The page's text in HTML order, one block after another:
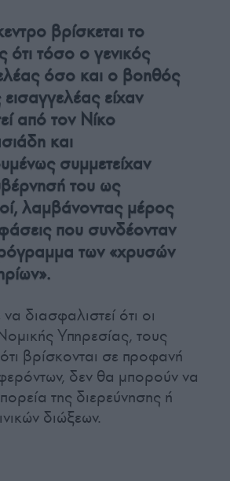
βρίσκεται το
ότι τόσο ο γενικός
όσο και ο βοηθός
εισαγγελέας είχαν
από τον Νίκο
και
συμμετείχαν
του ως
λαμβάνοντας μέρος
που συνδέονταν
των «χρυσών
διασφαλιστεί ότι οι
Υπηρεσίας, τους
βρίσκονται σε προφανή
δεν θα μπορούν να
της διερεύνησης ή
διώξεων.